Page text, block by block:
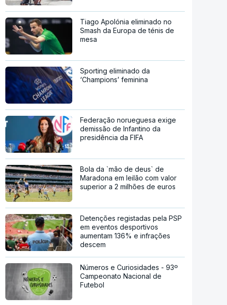
Tiago Apolónia eliminado no
Smash da Europa de ténis de
mesa
Sporting eliminado da
‘Champions’ feminina
Federação norueguesa exige
demissão de Infantino da
presidência da FIFA
Bola da `mão de deus` de
Maradona em leilão com valor
superior a 2 milhões de euros
Detenções registadas pela PSP
em eventos desportivos
aumentam 136% e infrações
descem
Números e Curiosidades - 93º
Campeonato Nacional de
Futebol